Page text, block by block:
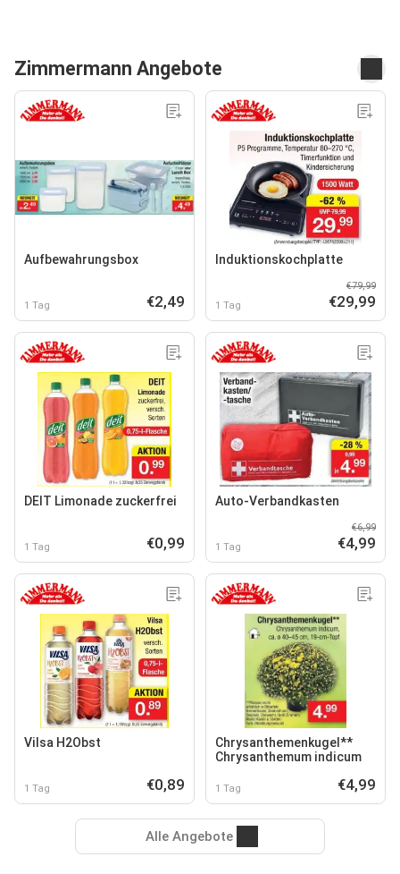
Zimmermann Angebote
Aufbewahrungsbox
1 Tag €2,49
Induktionskochplatte
1 Tag
€79,99
€29,99
DEIT Limonade zuckerfrei
1 Tag €0,99
Auto-Verbandkasten
1 Tag
€6,99
€4,99
Vilsa H2Obst
1 Tag €0,89
Chrysanthemenkugel**
Chrysanthemum indicum
1 Tag €4,99
Alle Angebote